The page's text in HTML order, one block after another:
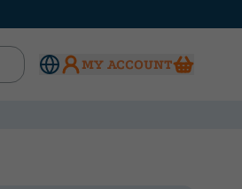
MY ACCOUNT